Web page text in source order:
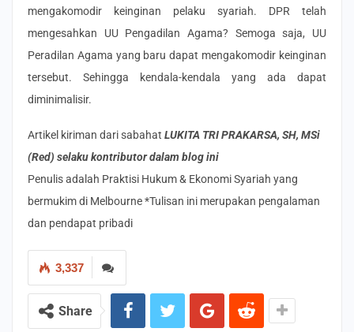
mengakomodir keinginan pelaku syariah. DPR telah
mengesahkan UU Pengadilan Agama? Semoga saja, UU
Peradilan Agama yang baru dapat mengakomodir keinginan
tersebut. Sehingga kendala-kendala yang ada dapat
diminimalisir.
Artikel kiriman dari sabahat LUKITA TRI PRAKARSA, SH, MSi
(Red) selaku kontributor dalam blog ini
Penulis adalah Praktisi Hukum & Ekonomi Syariah yang
bermukim di Melbourne *Tulisan ini merupakan pengalaman
dan pendapat pribadi
3,337
Share